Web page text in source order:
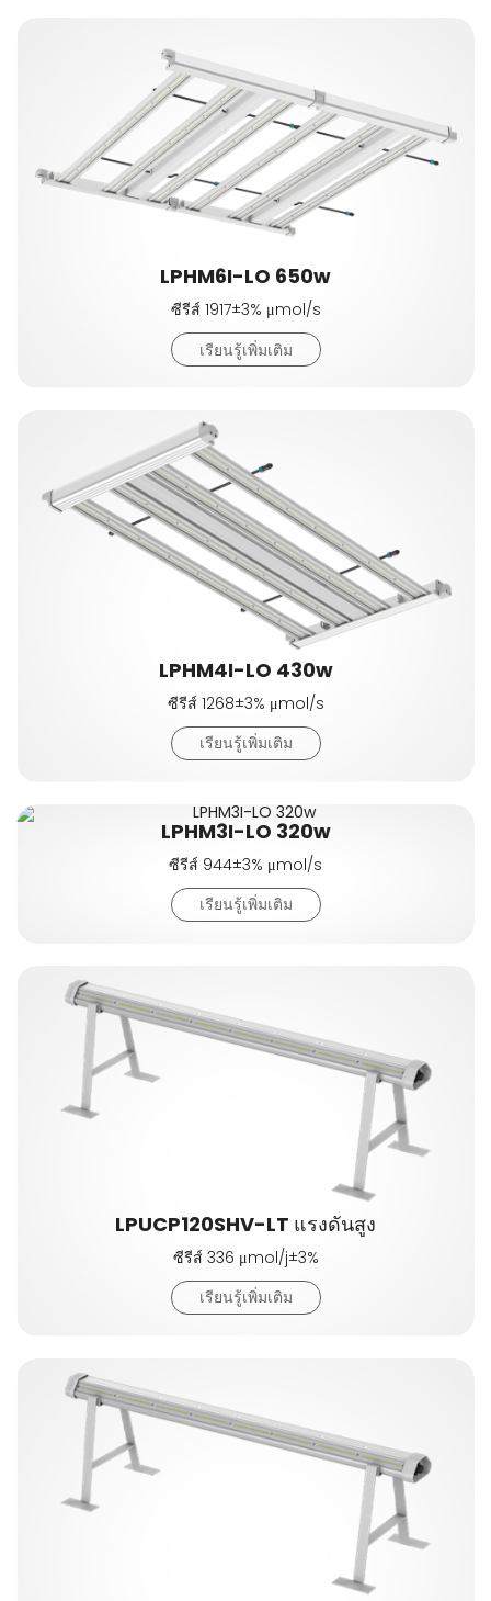
LPHM6I-LO 650w
ซีรีส์ 1917±3% μmol/s
เรียนรู้เพิ่มเติม
LPHM4I-LO 430w
ซีรีส์ 1268±3% μmol/s
เรียนรู้เพิ่มเติม
LPHM3I-LO 320w
ซีรีส์ 944±3% μmol/s
เรียนรู้เพิ่มเติม
LPUCP120SHV-LT แรงดันสูง
ซีรีส์ 336 μmol/j±3%
เรียนรู้เพิ่มเติม